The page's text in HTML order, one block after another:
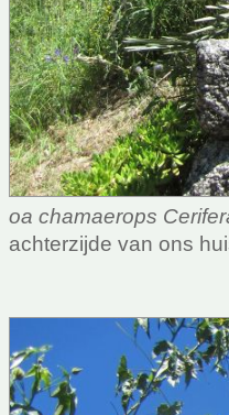
oa chamaerops
achterzijde van ons